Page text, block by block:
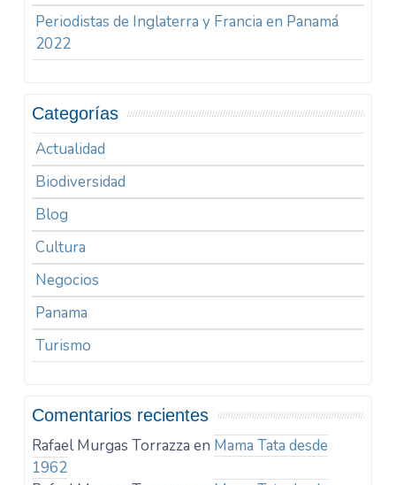
Periodistas de Inglaterra y Francia en Panamá
2022
Categorías
Actualidad
Biodiversidad
Blog
Cultura
Negocios
Panama
Turismo
Comentarios recientes
Rafael Murgas Torrazza en Mama Tata desde
1962